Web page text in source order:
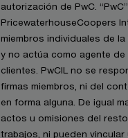
autorización de PwC.
PricewaterhouseCoopers
miembros individuales de
y no actúa como agente de
clientes. PwCIL no se
firmas miembros, ni del
en forma alguna. De igual
actos u omisiones del
trabajos, ni pueden vincular